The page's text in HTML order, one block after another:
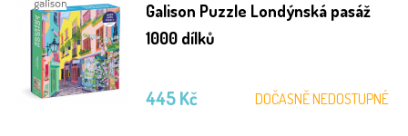
Galison Puzzle Londýnská pasáž
1000 dílků
DOČASNĚ NEDOSTUPNÉ
445 Kč